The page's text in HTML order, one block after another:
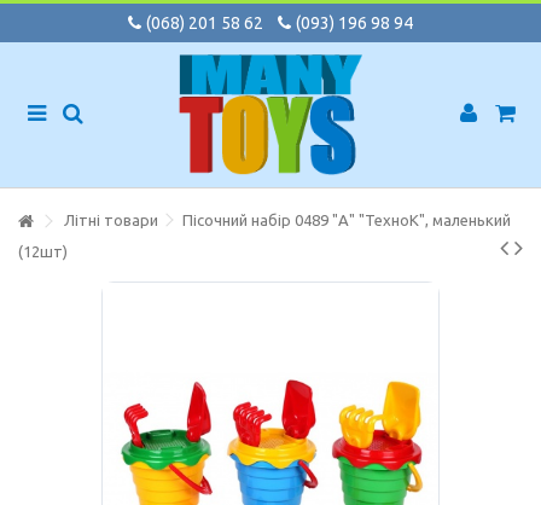
(068) 201 58 62 (093) 196 98 94
Літні товари
Пісочний набір 0489 "А" "ТехноК", маленький
(12шт)